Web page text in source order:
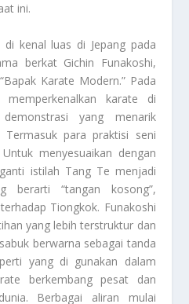
ini.
kenal luas di Jepang pada
berkat Gichin Funakoshi,
Karate Modern.” Pada
karate di
yang menarik
Termasuk para praktisi seni
menyesuaikan dengan
istilah Tang Te menjadi
“tangan kosong”,
Tiongkok. Funakoshi
yang lebih terstruktur dan
berwarna sebagai tanda
yang di gunakan dalam
berkembang pesat dan
Berbagai aliran mulai